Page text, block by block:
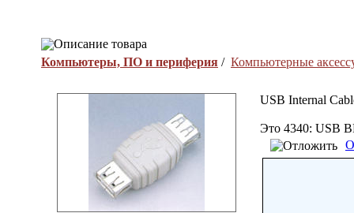
Описание товара
Компьютеры, ПО и периферия / Компьютерные
USB Internal
Это 4340: USB